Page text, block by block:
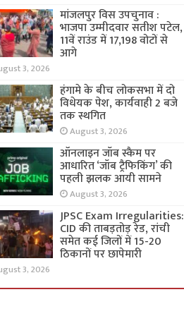
मांजलपुर विस उपचुनाव :
भाजपा उम्मीदवार सतीश पटेल,
11वें राउंड में 17,198 वोटों से
आगे
3, 2026
हंगामे के बीच लोकसभा में दो
विधेयक पेश, कार्यवाही 2 बजे
तक स्थगित
August 3, 2026
ऑनलाइन जॉब स्कैम पर
आधारित ‘जॉब ट्रैफिकिंग’ की
पहली झलक आयी सामने
August 3, 2026
JPSC Exam Irregularities:
CID की ताबड़तोड़ रेड, रांची
समेत कई जिलों में 15-20
ठिकानों पर छापेमारी
3, 2026